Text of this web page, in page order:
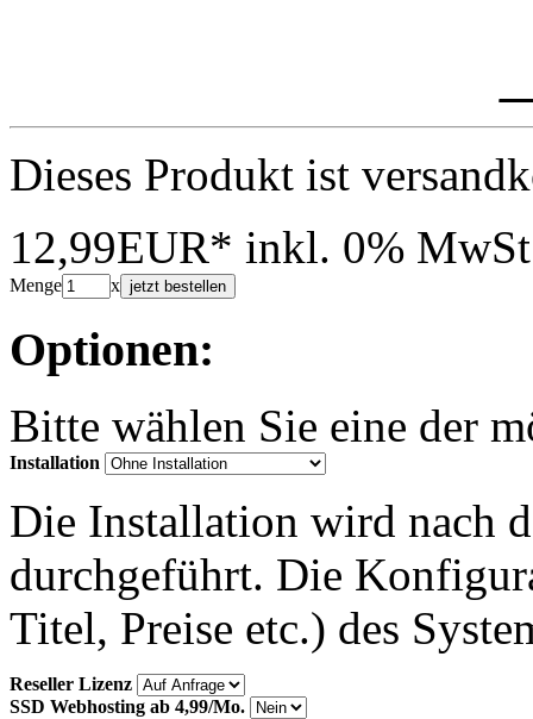
Dieses Produkt ist
12,99EUR* inkl. 0%
Menge x jetzt bestellen
Optionen:
Bitte wählen Sie eine der
Installation
Die Installation wird nach
durchgeführt. Die
Titel, Preise etc.) des
Reseller Lizenz
SSD Webhosting ab 4,99/Mo.